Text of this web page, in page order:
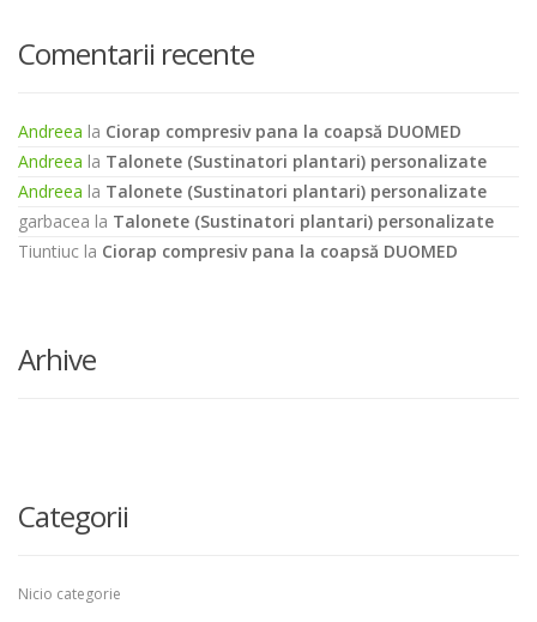
Comentarii recente
Andreea la Ciorap compresiv pana la coapsă DUOMED
Andreea la Talonete (Sustinatori plantari) personalizate
Andreea la Talonete (Sustinatori plantari) personalizate
garbacea la Talonete (Sustinatori plantari) personalizate
Tiuntiuc la Ciorap compresiv pana la coapsă DUOMED
Arhive
Categorii
Nicio categorie